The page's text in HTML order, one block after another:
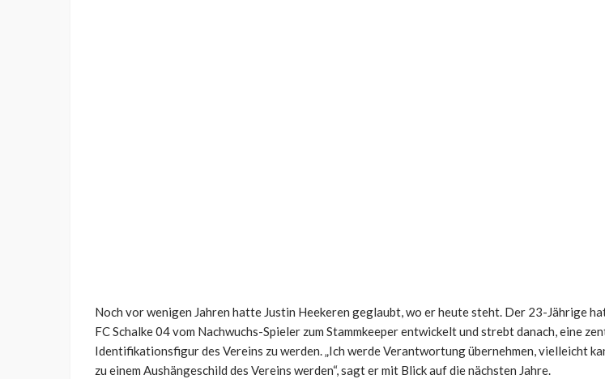
Noch vor wenigen Jahren hatte Justin Heekeren geglaubt, wo er heute steht. Der 23-Jährige
FC Schalke 04 vom Nachwuchs-Spieler zum Stammkeeper entwickelt und strebt danach, eine
Identifikationsfigur des Vereins zu werden. „Ich werde Verantwortung übernehmen, vielleicht
zu einem Aushängeschild des Vereins werden“, sagt er mit Blick auf die nächsten Jahre.